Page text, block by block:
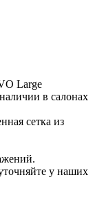
Large
в салонах
сетка из
у наших